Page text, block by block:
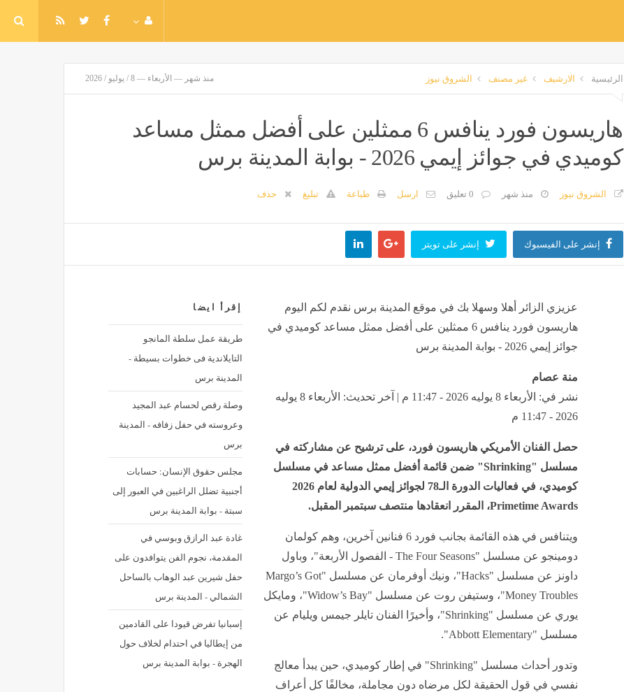
الرئيسية الارشيف غير مصنف الشروق نيوز منذ شهر — الأربعاء — 8 / يوليو / 2026
هاريسون فورد ينافس 6 ممثلين على أفضل ممثل مساعد
كوميدي في جوائز إيمي 2026 - بوابة المدينة برس
الشروق نيوز منذ شهر 0 تعليق ارسل طباعة تبليغ حذف
إنشر على الفيسبوك إنشر على تويتر
إقرأ ايضا
طريقة عمل سلطة المانجو
التايلاندية فى خطوات بسيطة -
المدينة برس
وصلة رقص لحسام عبد المجيد
وعروسته في حفل زفافه - المدينة
برس
مجلس حقوق الإنسان: حسابات
أجنبية تضلل الراغبين في العبور إلى
سبتة - بوابة المدينة برس
غادة عبد الرازق وبوسي في
المقدمة، نجوم الفن يتوافدون على
حفل شيرين عبد الوهاب بالساحل
الشمالي - المدينة برس
إسبانيا تفرض قيودا على القادمين
من إيطاليا في احتدام لخلاف حول
الهجرة - بوابة المدينة برس
عزيزي الزائر أهلا وسهلا بك في موقع المدينة برس نقدم لكم اليوم
هاريسون فورد ينافس 6 ممثلين على أفضل ممثل مساعد كوميدي في
جوائز إيمي 2026 - بوابة المدينة برس
منة عصام
نشر في: الأربعاء 8 يوليه 2026 - 11:47 م | آخر تحديث: الأربعاء 8 يوليه
2026 - 11:47 م
حصل الفنان الأمريكي هاريسون فورد، على ترشيح عن مشاركته في
مسلسل "Shrinking" ضمن قائمة أفضل ممثل مساعد في مسلسل
كوميدي، في فعاليات الدورة الـ78 لجوائز إيمي الدولية لعام 2026
Primetime Awards، المقرر انعقادها منتصف سبتمبر المقبل.
ويتنافس في هذه القائمة بجانب فورد 6 فنانين آخرين، وهم كولمان
دومينجو عن مسلسل "The Four Seasons - الفصول الأربعة"، وباول
داونز عن مسلسل "Hacks"، ونيك أوفرمان عن مسلسل "Margo’s Got
Money Troubles"، وستيفن روت عن مسلسل "Widow’s Bay"، ومايكل
يوري عن مسلسل "Shrinking"، وأخيرًا الفنان تايلر جيمس ويليام عن
مسلسل "Abbott Elementary".
وتدور أحداث مسلسل "Shrinking" في إطار كوميدي، حين يبدأ معالج
نفسي في قول الحقيقة لكل مرضاه دون مجاملة، مخالفًا كل أعراف